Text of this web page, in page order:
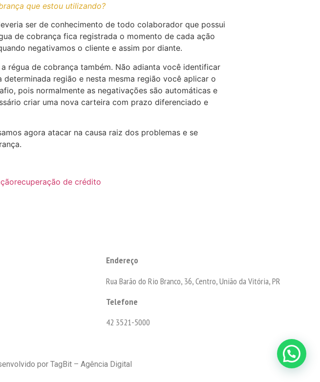
que estou utilizando?
ser de conhecimento de todo colaborador que possui
de cobrança fica registrada o momento de cada ação
negativamos o cliente e assim por diante.
régua de cobrança também. Não adianta você identificar
região e nesta mesma região você aplicar o
pois normalmente as negativações são automáticas e
criar uma nova carteira com prazo diferenciado e
agora atacar na causa raiz dos problemas e se
recuperação de crédito
Endereço
Rua Barão do Rio Branco, 36, Centro, União da Vitória, PR
Telefone
42 3521-5000
por TagBit – Agência Digital